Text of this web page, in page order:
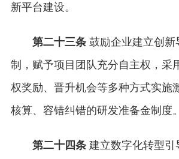
新平台建设。
第二十三条鼓励企业建立创新
制，赋予项目团队充分自主权，采
权奖励、晋升机会等多种方式实施
核算、容错纠错的研发准备金制度。
第二十四条建立数字化转型引